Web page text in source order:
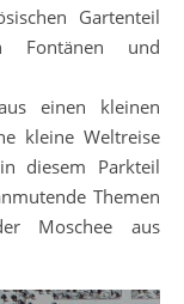
Gartenteil
Fontänen und
einen kleinen
kleine Weltreise
diesem Parkteil
Themen
Moschee aus